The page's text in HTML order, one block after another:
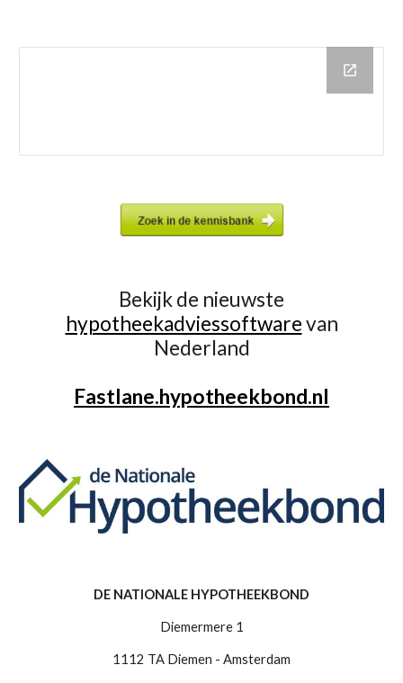
Bekijk de nieuwste
hypotheekadviessoftwarevan
Nederland
Fastlane.hypotheekbond.nl
DE NATIONALE HYPOTHEEKBOND
Diemermere 1
1112 TA Diemen - Amsterdam